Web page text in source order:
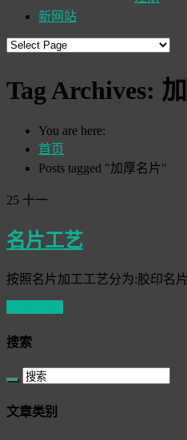
新网站
Tag Archives:
You are here:
首页
Posts tagged "加厚名片"
25 十一
名片工艺
按照名片加工工艺分为:胶印名
搜索
文章类别